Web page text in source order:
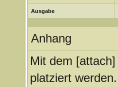
Ausgabe
Anhang
Mit dem
platziert